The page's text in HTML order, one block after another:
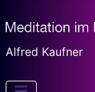
Alfred Kaufner